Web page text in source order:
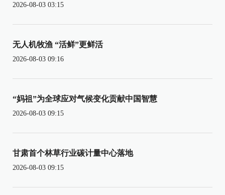
2026-08-03 03:15
无人机牧渔 “活鲜”更鲜活
2026-08-03 09:16
“妈祖”为全球应对气候变化贡献中国智慧
2026-08-03 09:15
甘肃首个林草行业碳计量中心落地
2026-08-03 09:15